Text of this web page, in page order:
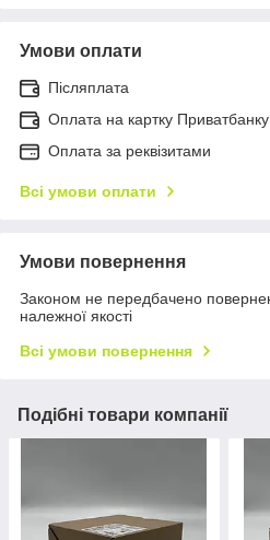
Умови оплати
Післяплата
Оплата на картку
Оплата за реквізитами
Всі умови оплати
Умови повернення
Законом не передбачено
належної якості
Всі умови повернення
Подібні товари компанії